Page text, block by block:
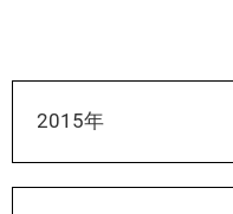
2015年